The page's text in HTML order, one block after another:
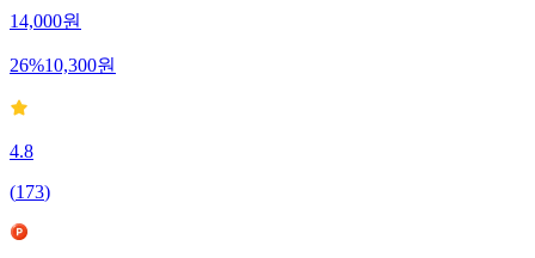
14,000원
26%10,300원
4.8
(173)